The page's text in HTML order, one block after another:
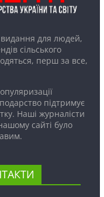
для людей,
сільського
перш за все,
підтримує
Наші журналісти
сайті було